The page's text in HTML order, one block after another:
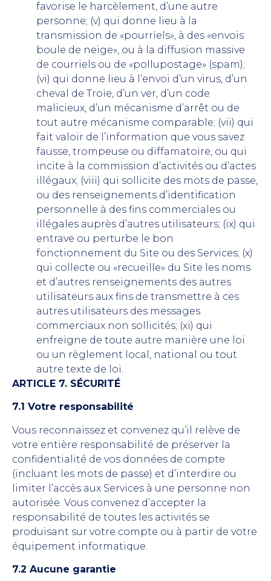
favorise le harcèlement, d’une autre
personne; (v) qui donne lieu à la
transmission de «pourriels», à des «envois
boule de neige», ou à la diffusion massive
de courriels ou de «pollupostage» (spam);
(vi) qui donne lieu à l’envoi d’un virus, d’un
cheval de Troie, d’un ver, d’un code
malicieux, d’un mécanisme d’arrêt ou de
tout autre mécanisme comparable; (vii) qui
fait valoir de l’information que vous savez
fausse, trompeuse ou diffamatoire, ou qui
incite à la commission d’activités ou d’actes
illégaux; (viii) qui sollicite des mots de passe,
ou des renseignements d’identification
personnelle à des fins commerciales ou
illégales auprès d’autres utilisateurs; (ix) qui
entrave ou perturbe le bon
fonctionnement du Site ou des Services; (x)
qui collecte ou «recueille» du Site les noms
et d’autres renseignements des autres
utilisateurs aux fins de transmettre à ces
autres utilisateurs des messages
commerciaux non sollicités; (xi) qui
enfreigne de toute autre manière une loi
ou un règlement local, national ou tout
autre texte de loi.
ARTICLE 7. SÉCURITÉ
7.1 Votre responsabilité
Vous reconnaissez et convenez qu’il relève de
votre entière responsabilité de préserver la
confidentialité de vos données de compte
(incluant les mots de passe) et d’interdire ou
limiter l’accès aux Services à une personne non
autorisée. Vous convenez d’accepter la
responsabilité de toutes les activités se
produisant sur votre compte ou à partir de votre
équipement informatique.
7.2 Aucune garantie